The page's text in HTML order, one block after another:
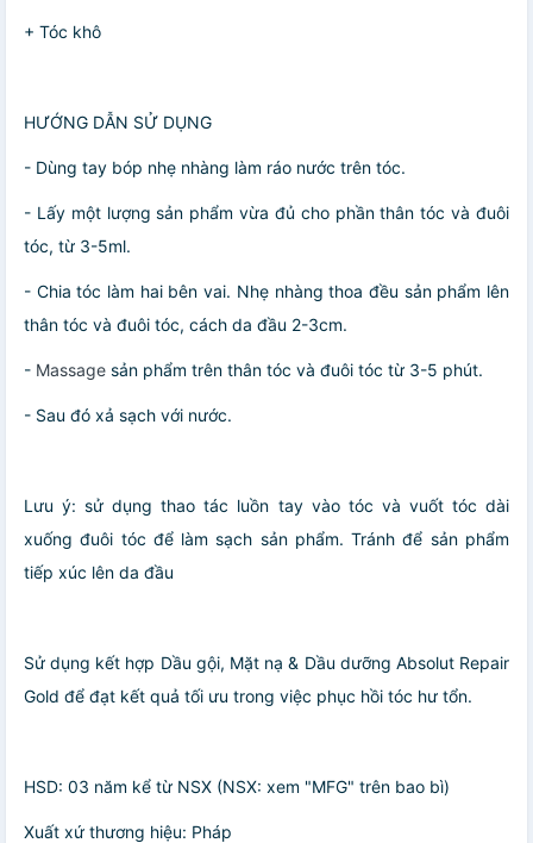
+ Tóc khô
HƯỚNG DẪN SỬ DỤNG
- Dùng tay bóp nhẹ nhàng làm ráo nước trên tóc.
- Lấy một lượng sản phẩm vừa đủ cho phần thân tóc và đuôi
tóc, từ 3-5ml.
- Chia tóc làm hai bên vai. Nhẹ nhàng thoa đều sản phẩm lên
thân tóc và đuôi tóc, cách da đầu 2-3cm.
- Massage sản phẩm trên thân tóc và đuôi tóc từ 3-5 phút.
- Sau đó xả sạch với nước.
Lưu ý: sử dụng thao tác luồn tay vào tóc và vuốt tóc dài
xuống đuôi tóc để làm sạch sản phẩm. Tránh để sản phẩm
tiếp xúc lên da đầu
Sử dụng kết hợp Dầu gội, Mặt nạ & Dầu dưỡng Absolut Repair
Gold để đạt kết quả tối ưu trong việc phục hồi tóc hư tổn.
HSD: 03 năm kể từ NSX (NSX: xem "MFG" trên bao bì)
Xuất xứ thương hiệu: Pháp